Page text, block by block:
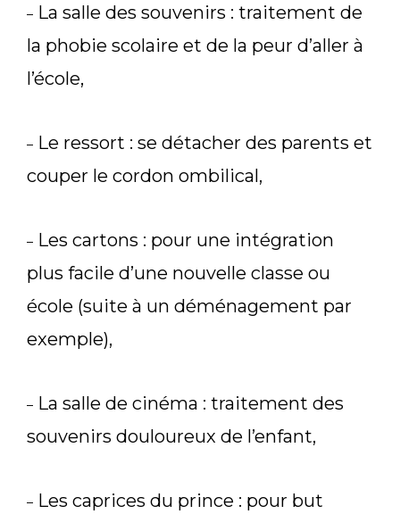
– La salle des souvenirs : traitement de
la phobie scolaire et de la peur d’aller à
l’école,
– Le ressort : se détacher des parents et
couper le cordon ombilical,
– Les cartons : pour une intégration
plus facile d’une nouvelle classe ou
école (suite à un déménagement par
exemple),
– La salle de cinéma : traitement des
souvenirs douloureux de l’enfant,
– Les caprices du prince : pour but